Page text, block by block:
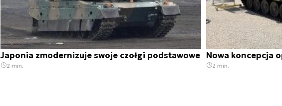
Japonia zmodernizuje swoje czołgi podstawowe
2 min.
Nowa koncepcja
2 min.